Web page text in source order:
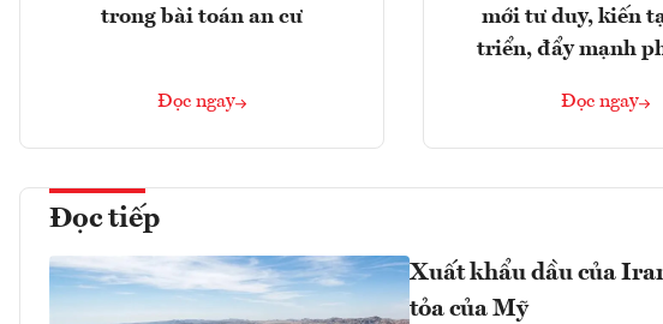
trong bài toán an cư
Đọc ngay
mới tư duy, kiến
triển, đẩy mạnh
Đọc ngay
Đọc tiếp
Xuất khẩu dầu của
tỏa của Mỹ